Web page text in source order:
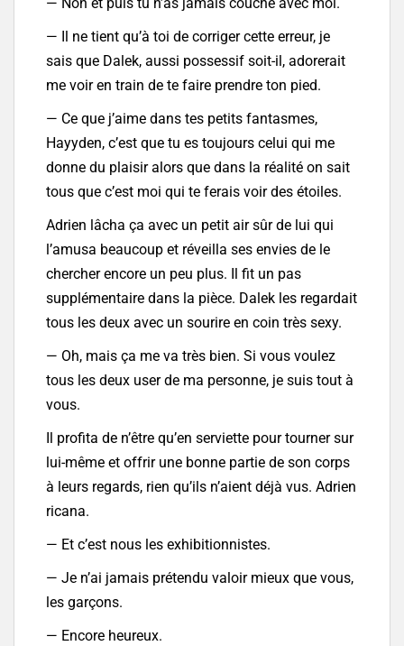
— Non et puis tu n’as jamais couché avec moi.
— Il ne tient qu’à toi de corriger cette erreur, je
sais que Dalek, aussi possessif soit-il, adorerait
me voir en train de te faire prendre ton pied.
— Ce que j’aime dans tes petits fantasmes,
Hayyden, c’est que tu es toujours celui qui me
donne du plaisir alors que dans la réalité on sait
tous que c’est moi qui te ferais voir des étoiles.
Adrien lâcha ça avec un petit air sûr de lui qui
l’amusa beaucoup et réveilla ses envies de le
chercher encore un peu plus. Il fit un pas
supplémentaire dans la pièce. Dalek les regardait
tous les deux avec un sourire en coin très sexy.
— Oh, mais ça me va très bien. Si vous voulez
tous les deux user de ma personne, je suis tout à
vous.
Il profita de n’être qu’en serviette pour tourner sur
lui-même et offrir une bonne partie de son corps
à leurs regards, rien qu’ils n’aient déjà vus. Adrien
ricana.
— Et c’est nous les exhibitionnistes.
— Je n’ai jamais prétendu valoir mieux que vous,
les garçons.
— Encore heureux.